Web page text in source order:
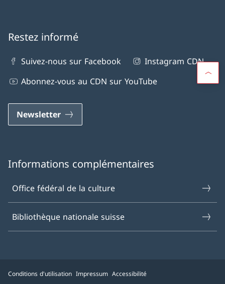
Restez informé
Suivez-nous sur Facebook
Instagram CDN
Abonnez-vous au CDN sur YouTube
Newsletter
Informations complémentaires
Office fédéral de la culture
Bibliothèque nationale suisse
Conditions d'utilisation Impressum Accessibilité